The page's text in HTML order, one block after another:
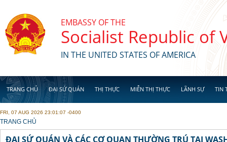
EMBASSY OF THE
Socialist Republic of
IN THE UNITED STATES OF AMERICA
TRANG CHỦ ĐẠI SỨ QUÁN THỊ THỰC MIỄN THỊ THỰC LÃNH SỰ TIN
FRI, 07 AUG 2026 23:01:07 -0400
YOU ARE HERE
TRANG CHỦ
ĐẠI SỨ QUÁN VÀ CÁC CƠ QUAN THƯỜNG TRÚ TẠI